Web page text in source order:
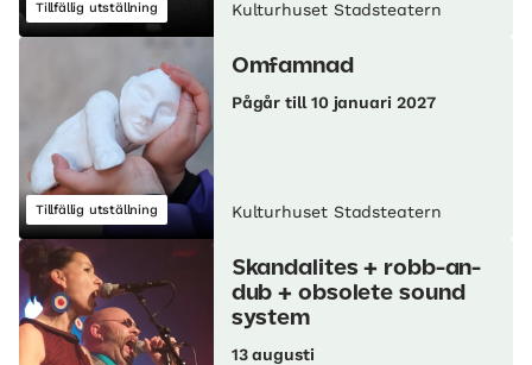
Tillfällig utställning Kulturhuset Stadsteatern
Tillfällig utställning
Omfamnad
Pågår till 10 januari 2027
Kulturhuset Stadsteatern
Skandalites + robb-an-
dub + obsolete sound
system
13 augusti